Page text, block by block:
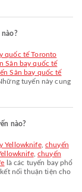
Sân bay quốc tế
Sân bay quốc tế
tuyến này cung
nào?
Yellowknife, chuyến
, chuyến
là các tuyến bay phổ
nối thuận tiện cho